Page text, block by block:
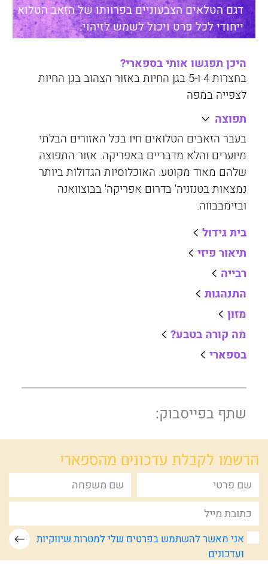
דגם הטלאים הצבעוניים בפרוותו של הזאב הטלוא
ייחודי לכל פרט ויכול לשמש לזיהוי.
היכן תפגשו אותי בספארי?
בחצרות 4 ו-5 בגן החיות באזור הצהוב בגן החיות
לצפייה במפה
תפוצה
בעבר הזאבים הטלואים חיו בכל האזורים הבלתי
מיוערים והלא מדבריים באפריקה. אזור התפוצה
שלהם מאוד מקוטע. האוכלוסיות הגדולות ביותר
נמצאות בטנזניה' בדרום אפריקה' בבוצוואנה
ובזימבבווה.
בית גידול
תיאור פיזי
רבייה
התנהגות
מזון
מה קורה בטבע?
בספארי
שתף בפייסבוק:
הרשמו לקבלת עדכונים מהספארי
אני מאשר להשתמש בפרטים שלי למטרות שיווקיות
ועדכונים